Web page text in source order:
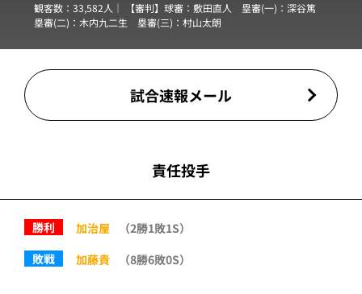
観客数：33,582人｜ 【審判】球審： 敷田直人 塁審(一)： 深谷篤
塁審(二)： 木内九二生 塁審(三)： 村山太朗
試合速報メール
責任投手
勝利 加治屋
（2勝1敗1S）
敗戦
加藤貴 （8勝6敗0S）